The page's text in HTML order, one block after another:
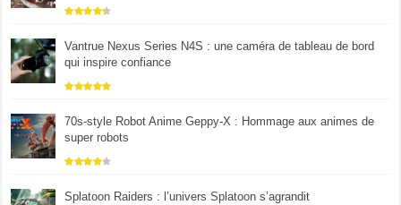
Vantrue Nexus Series N4S : une caméra de tableau de bord
qui inspire confiance
70s-style Robot Anime Geppy-X : Hommage aux animes de
super robots
Splatoon Raiders : l’univers Splatoon s’agrandit